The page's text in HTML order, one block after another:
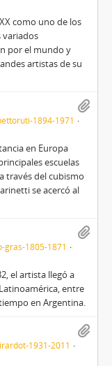
como uno de los
variados
por el mundo y
artistas de su
1894-1971
en Europa
escuelas
través del cubismo
se acercó al
gras-1805-1871
el artista llegó a
entre
en Argentina.
1931-2011